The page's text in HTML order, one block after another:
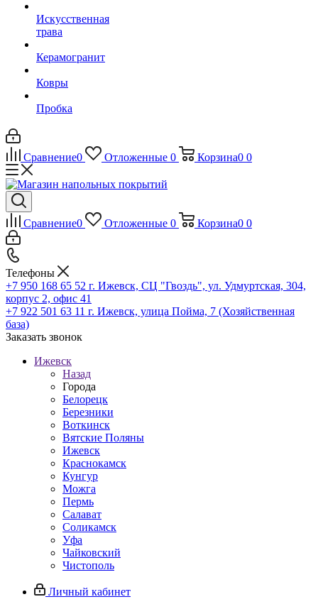
Искусственная
трава
Керамогранит
Ковры
Пробка
Сравнение0 Отложенные 0 Корзина0 0
Сравнение0 Отложенные 0 Корзина0 0
Телефоны
+7 950 168 65 52 г. Ижевск, СЦ "Гвоздь", ул. Удмуртская, 304,
корпус 2, офис 41
+7 922 501 63 11 г. Ижевск, улица Пойма, 7 (Хозяйственная
база)
Заказать звонок
Ижевск
Назад
Города
Белорецк
Березники
Воткинск
Вятские Поляны
Ижевск
Краснокамск
Кунгур
Можга
Пермь
Салават
Соликамск
Уфа
Чайковский
Чистополь
Личный кабинет